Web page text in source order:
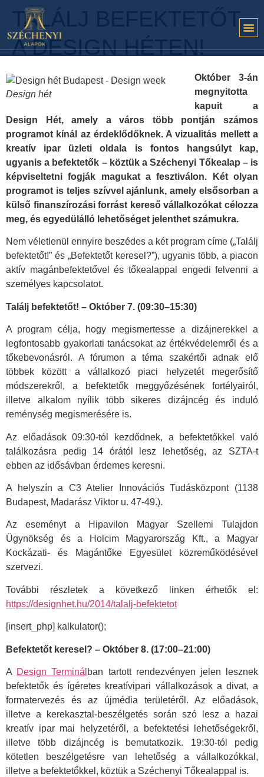
TALÁLJ BEFEKTETŐT
A DESIGN HÉTEN!
Design hét
Október 3-án
megnyitotta
kapuit a
Design Hét, amely a város több pontján számos
programot kínál az érdeklődőknek. A vizualitás mellett a
kreatív ipar üzleti oldala is fontos hangsúlyt kap,
ugyanis a befektetők – köztük a Széchenyi Tőkealap – is
képviseltetni fogják magukat a fesztiválon. Két olyan
programot is teljes szívvel ajánlunk, amely elsősorban a
külső finanszírozási forrást kereső vállalkozókat célozza
meg, és egyedülálló lehetőséget jelenthet számukra.
Nem véletlenül ennyire beszédes a két program címe („Találj
befektetőt!” és „Befektetőt keresel?”), ugyanis több, a piacon
aktív magánbefektetővel és tőkealappal engedi felvenni a
személyes kapcsolatot.
Találj befektetőt! – Október 7. (09:30–15:30)
A program célja, hogy megismertesse a dizájnerekkel a
legfontosabb gyakorlati tanácsokat az értékvédelemről és a
tőkebevonásról. A fórumon a téma szakértői adnak elő
többek között a vállalkozó piaci helyzetét megerősítő
módszerekről, a befektetők meggyőzésének fortélyairól,
illetve alkalom nyílik több sikeres dizájncég és induló
reménység megismerésére is.
Az előadások 09:30-tól kezdődnek, a befektetőkkel való
találkozásra pedig 14 órától lesz lehetőség, az SZTA-t
ebben az idősávban érdemes keresni.
A helyszín a C3 Atelier Innovációs Tudásközpont (1138
Budapest, Madarász Viktor u. 47-49.).
Az eseményt a Hipavilon Magyar Szellemi Tulajdon
Ügynökség és a Holcim Magyarország Kft., a Magyar
Kockázati- és Magántőke Egyesület közreműködésével
szervezi.
További részletek a következő linken érhetők el:
https://designhet.hu/2014/talalj-befektetot
[insert_php] kalkulator();
Befektetőt keresel? – Október 8. (17:00–21:00)
A Design Terminál ban tartott rendezvényen jelen lesznek
befektetők és ígéretes kreatívipari vállalkozások a divat, a
formatervezés és az újmédia területéről. Az előadások,
illetve a kerekasztal-beszélgetés során szó lesz a hazai
kreatív ipar mai helyzetéről, a befektetési lehetőségekről,
illetve több dizájncég is bemutatkozik. 19:30-tól pedig
kötetlen beszélgetésre van lehetőség a vállalkozókkal,
illetve a befektetőkkel, köztük a Széchenyi Tőkealappal is.